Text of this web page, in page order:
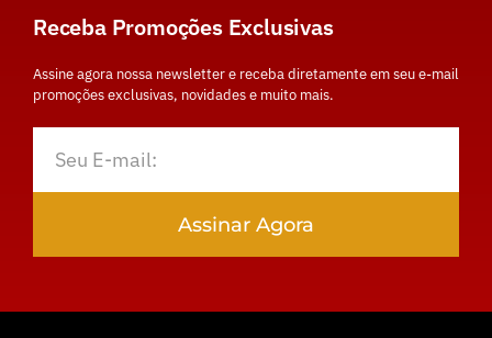
Receba Promoções Exclusivas
Assine agora nossa newsletter e receba diretamente em seu e-mail
promoções exclusivas, novidades e muito mais.
Assinar Agora